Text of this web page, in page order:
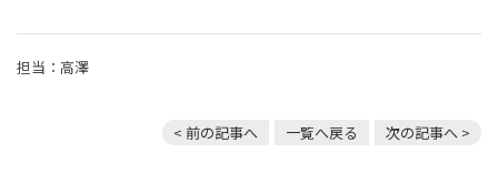
担当：高澤
< 前の記事へ 一覧へ戻る 次の記事へ >